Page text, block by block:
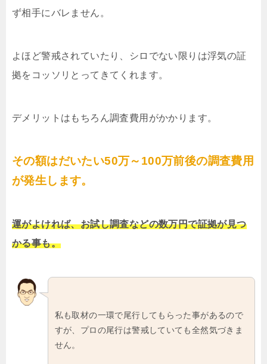
ず相手にバレません。
よほど警戒されていたり、シロでない限りは浮気の証
拠をコッソリとってきてくれます。
デメリットはもちろん調査費用がかかります。
その額はだいたい50万～100万前後の調査費用
が発生します。
運がよければ、お試し調査などの数万円で証拠が見つ
かる事も。
私も取材の一環で尾行してもらった事があるので
すが、プロの尾行は警戒していても全然気づきま
せん。